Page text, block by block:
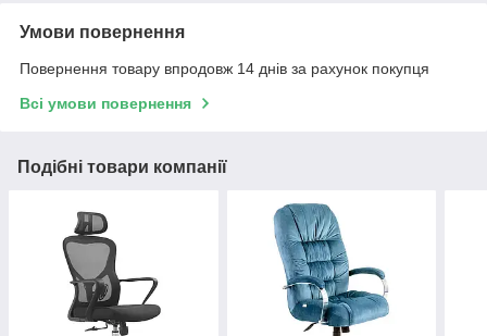
Умови повернення
Повернення товару впродовж 14 днів за рахунок покупця
Всі умови повернення
Подібні товари компанії